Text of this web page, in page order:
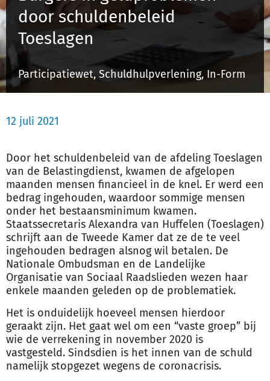
Inloggen
Registreren
door schuldenbeleid
Toeslagen
Participatiewet, Schuldhulpverlening, In-Form
12 juli 2021
Door het schuldenbeleid van de afdeling Toeslagen
van de Belastingdienst, kwamen de afgelopen
maanden mensen financieel in de knel. Er werd een
bedrag ingehouden, waardoor sommige mensen
onder het bestaansminimum kwamen.
Staatssecretaris Alexandra van Huffelen (Toeslagen)
schrijft aan de Tweede Kamer dat ze de te veel
ingehouden bedragen alsnog wil betalen. De
Nationale Ombudsman en de Landelijke
Organisatie van Sociaal Raadslieden wezen haar
enkele maanden geleden op de problematiek.
Het is onduidelijk hoeveel mensen hierdoor
geraakt zijn. Het gaat wel om een “vaste groep” bij
wie de verrekening in november 2020 is
vastgesteld. Sindsdien is het innen van de schuld
namelijk stopgezet wegens de coronacrisis.